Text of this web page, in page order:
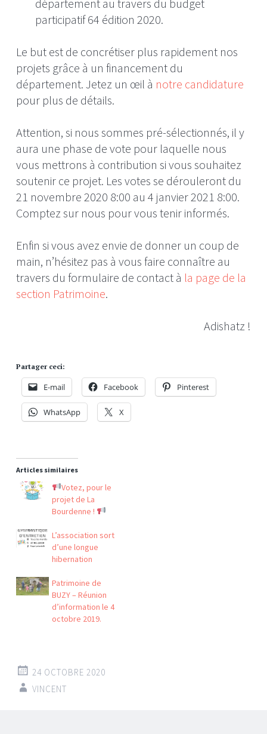
département au travers du budget
participatif 64 édition 2020.
Le but est de concrétiser plus rapidement nos
projets grâce à un financement du
département. Jetez un œil à notre candidature
pour plus de détails.
Attention, si nous sommes pré-sélectionnés, il y
aura une phase de vote pour laquelle nous
vous mettrons à contribution si vous souhaitez
soutenir ce projet. Les votes se dérouleront du
21 novembre 2020 8:00 au 4 janvier 2021 8:00.
Comptez sur nous pour vous tenir informés.
Enfin si vous avez envie de donner un coup de
main, n’hésitez pas à vous faire connaître au
travers du formulaire de contact à la page de la
section Patrimoine.
Adishatz !
Partager ceci:
E-mail Facebook Pinterest
WhatsApp X
Articles similaires
Votez, pour le
projet de La
Bourdenne !
L’association sort
d’une longue
hibernation
Patrimoine de
BUZY – Réunion
d’information le 4
octobre 2019.
24 OCTOBRE 2020
VINCENT